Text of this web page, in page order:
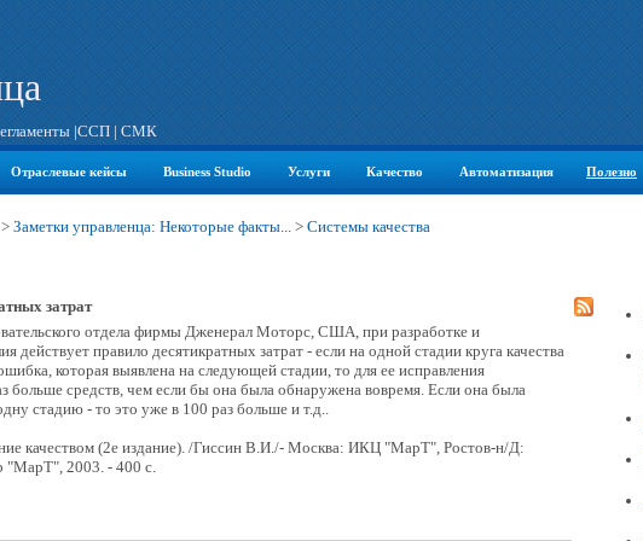
|ССП | СМК
Отраслевые кейсы Business Studio Услуги Качество Автоматизация Полезно
> Заметки управленца: Некоторые факты... > Системы качества
затрат
отдела фирмы Дженерал Моторс, США, при разработке и
действует правило десятикратных затрат - если на одной стадии круга качества
которая выявлена на следующей стадии, то для ее исправления
больше средств, чем если бы она была обнаружена вовремя. Если она была
стадию - то это уже в 100 раз больше и т.д..
качеством (2е издание). /Гиссин В.И./- Москва: ИКЦ "МарТ", Ростов-н/Д:
"МарТ", 2003. - 400 с.